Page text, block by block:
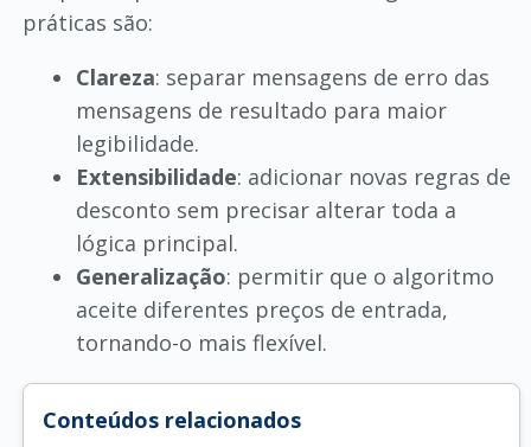
práticas são:
Clareza: separar mensagens de erro das
mensagens de resultado para maior
legibilidade.
Extensibilidade: adicionar novas regras de
desconto sem precisar alterar toda a
lógica principal.
Generalização: permitir que o algoritmo
aceite diferentes preços de entrada,
tornando-o mais flexível.
Conteúdos relacionados